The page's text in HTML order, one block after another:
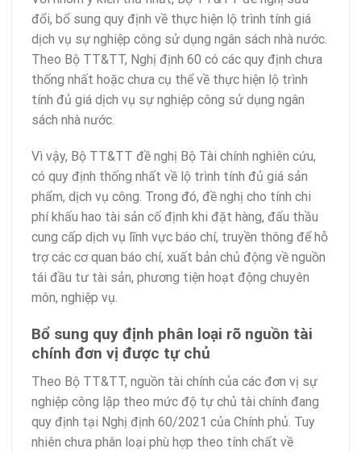
đổi, bổ sung quy định về thực hiện lộ trình tính giá
dịch vụ sự nghiệp công sử dụng ngân sách nhà nước.
Theo Bộ TT&TT, Nghị định 60 có các quy định chưa
thống nhất hoặc chưa cụ thể về thực hiện lộ trình
tính đủ giá dịch vụ sự nghiệp công sử dụng ngân
sách nhà nước.
Vì vậy, Bộ TT&TT đề nghị Bộ Tài chính nghiên cứu,
có quy định thống nhất về lộ trình tính đủ giá sản
phẩm, dịch vụ công. Trong đó, đề nghị cho tính chi
phí khấu hao tài sản cố định khi đặt hàng, đấu thầu
cung cấp dịch vụ lĩnh vực báo chí, truyền thông để hỗ
trợ các cơ quan báo chí, xuất bản chủ động về nguồn
tái đầu tư tài sản, phương tiện hoạt động chuyên
môn, nghiệp vụ.
Bổ sung quy định phân loại rõ nguồn tài
chính đơn vị được tự chủ
Theo Bộ TT&TT, nguồn tài chính của các đơn vị sự
nghiệp công lập theo mức độ tự chủ tài chính đang
quy định tại Nghị định 60/2021 của Chính phủ. Tuy
nhiên chưa phân loại phù hợp theo tính chất về